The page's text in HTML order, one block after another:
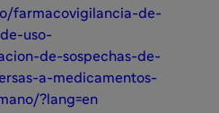
farmacovigilancia-de-
uso-
de-sospechas-de-
a-medicamentos-
?lang=en